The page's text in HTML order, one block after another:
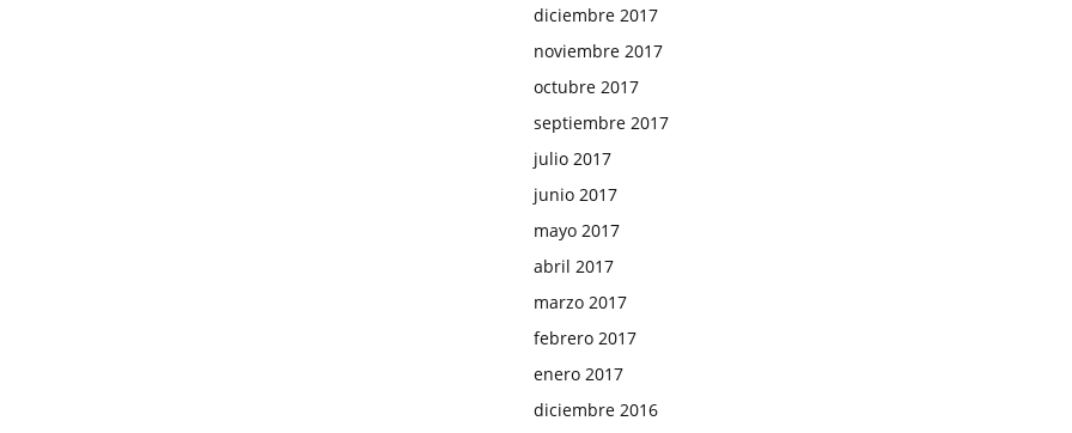
diciembre 2017
noviembre 2017
octubre 2017
septiembre 2017
julio 2017
junio 2017
mayo 2017
abril 2017
marzo 2017
febrero 2017
enero 2017
diciembre 2016